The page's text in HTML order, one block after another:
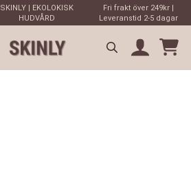
SKINLY | EKOLOKISK
HUDVÅRD
Fri frakt över 249kr |
Leveranstid 2-5 dagar
Search